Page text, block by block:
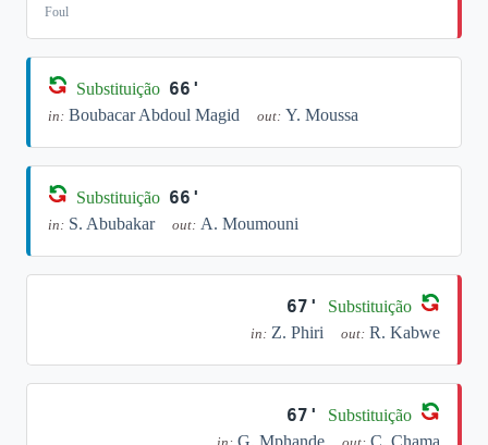
Foul
Substituição 66'
in: Boubacar Abdoul Magid out: Y. Moussa
Substituição 66'
in: S. Abubakar out: A. Moumouni
67' Substituição
in: Z. Phiri out: R. Kabwe
67' Substituição
G. Mphande C. Chama